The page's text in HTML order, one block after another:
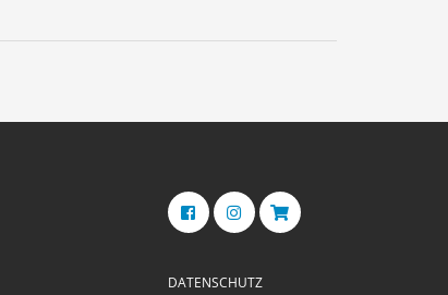
DATENSCHUTZ